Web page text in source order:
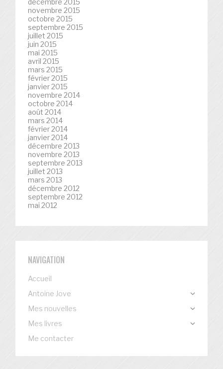
novembre 2015
octobre 2015
septembre 2015
juillet 2015
juin 2015
mai 2015
avril 2015
mars 2015
février 2015
janvier 2015
novembre 2014
octobre 2014
août 2014
mars 2014
février 2014
janvier 2014
décembre 2013
novembre 2013
septembre 2013
juillet 2013
mars 2013
décembre 2012
septembre 2012
mai 2012
NAVIGATION
Accueil
Antoine Jove
Mes nouvelles
Mes livres
Me contacter